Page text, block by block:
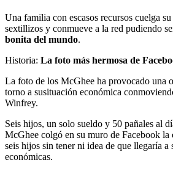
Una familia con escasos recursos cuelga
sextillizos y conmueve a la red pudiendo
bonita del mundo.
Historia: La foto más hermosa de
La foto de los McGhee ha provocado una
torno a susituación económica
Winfrey.
Seis hijos, un solo sueldo y 50 pañales al
McGhee colgó en su muro de Facebook la
seis hijos sin tener ni idea de que llegaría a
económicas.